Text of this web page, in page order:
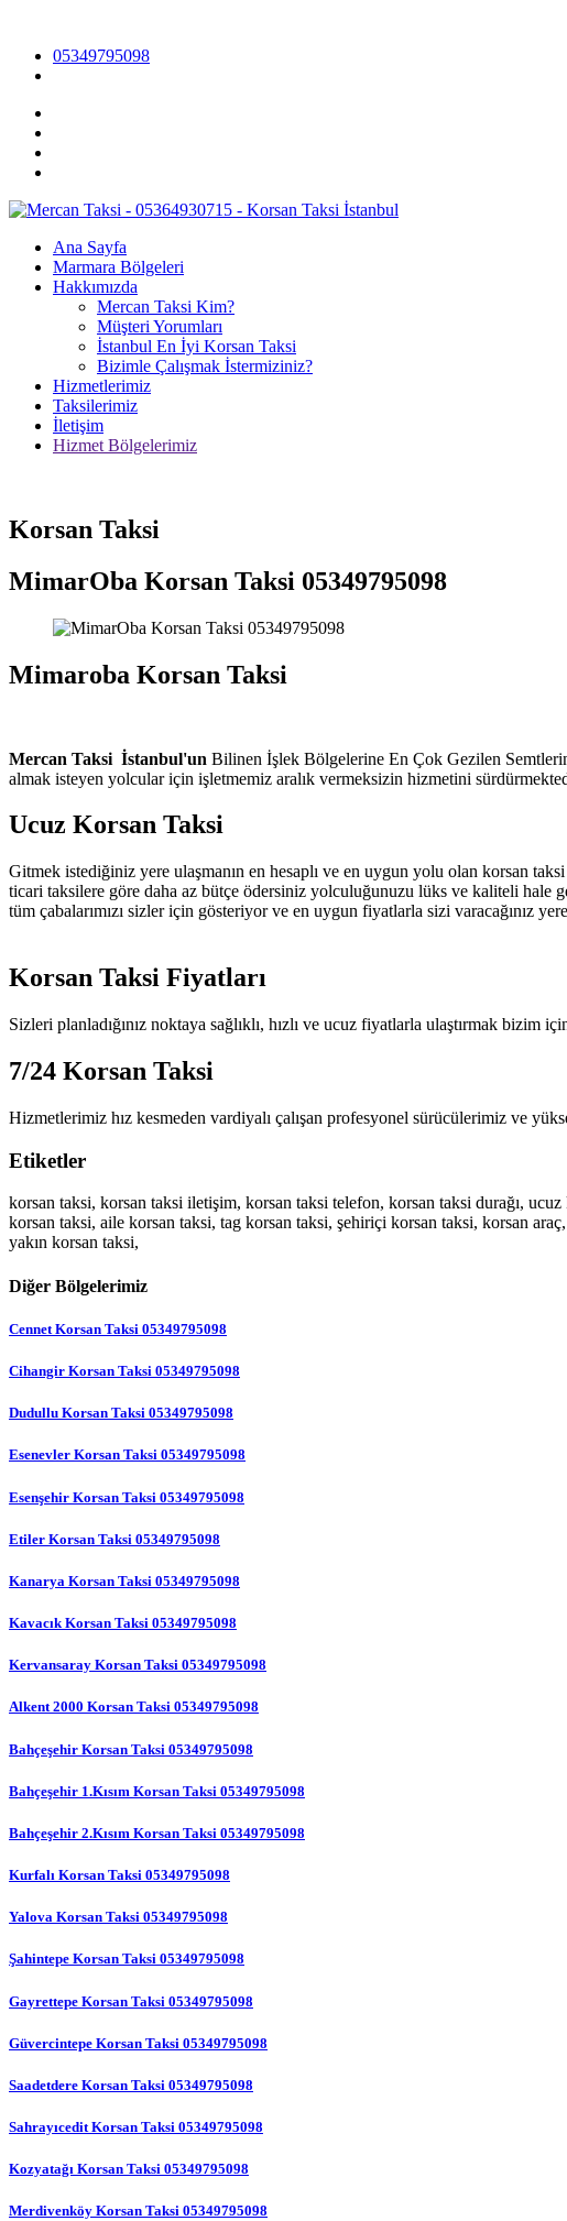
05349795098
Ana Sayfa
Marmara Bölgeleri
Hakkımızda
Mercan Taksi Kim?
Müşteri Yorumları
İstanbul En İyi Korsan Taksi
Bizimle Çalışmak İstermiziniz?
Hizmetlerimiz
Taksilerimiz
İletişim
Hizmet Bölgelerimiz
Korsan Taksi
MimarOba Korsan Taksi 05349795098
Mimaroba Korsan Taksi
Mercan Taksi İstanbul'un Bilinen İşlek Bölgelerine En Çok Gezilen
almak isteyen yolcular için işletmemiz aralık vermeksizin hizmetini
Ucuz Korsan Taksi
Gitmek istediğiniz yere ulaşmanın en hesaplı ve en uygun yolu olan korsan
ticari taksilere göre daha az bütçe ödersiniz yolculuğunuzu lüks ve kaliteli hale
tüm çabalarımızı sizler için gösteriyor ve en uygun fiyatlarla sizi varacağınız
Korsan Taksi Fiyatları
Sizleri planladığınız noktaya sağlıklı, hızlı ve ucuz fiyatlarla ulaştırmak bizim
7/24 Korsan Taksi
Hizmetlerimiz hız kesmeden vardiyalı çalışan profesyonel sürücülerimiz ve
Etiketler
korsan taksi, korsan taksi iletişim, korsan taksi telefon, korsan taksi durağı,
korsan taksi, aile korsan taksi, tag korsan taksi, şehiriçi korsan taksi, korsan
yakın korsan taksi,
Diğer Bölgelerimiz
Cennet Korsan Taksi 05349795098
Cihangir Korsan Taksi 05349795098
Dudullu Korsan Taksi 05349795098
Esenevler Korsan Taksi 05349795098
Esenşehir Korsan Taksi 05349795098
Etiler Korsan Taksi 05349795098
Kanarya Korsan Taksi 05349795098
Kavacık Korsan Taksi 05349795098
Kervansaray Korsan Taksi 05349795098
Alkent 2000 Korsan Taksi 05349795098
Bahçeşehir Korsan Taksi 05349795098
Bahçeşehir 1.Kısım Korsan Taksi 05349795098
Bahçeşehir 2.Kısım Korsan Taksi 05349795098
Kurfalı Korsan Taksi 05349795098
Yalova Korsan Taksi 05349795098
Şahintepe Korsan Taksi 05349795098
Gayrettepe Korsan Taksi 05349795098
Güvercintepe Korsan Taksi 05349795098
Saadetdere Korsan Taksi 05349795098
Sahrayıcedit Korsan Taksi 05349795098
Kozyatağı Korsan Taksi 05349795098
Merdivenköy Korsan Taksi 05349795098